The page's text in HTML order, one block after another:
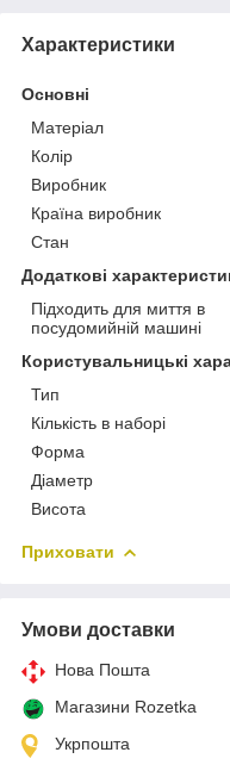
Характеристики
Основні
Матеріал
Колір
Виробник
Країна виробник
Стан
Додаткові
Підходить для миття в
посудомийній машині
Користувальницькі
Тип
Кількість в наборі
Форма
Діаметр
Висота
Приховати
Умови доставки
Нова Пошта
Магазини Rozetka
Укрпошта